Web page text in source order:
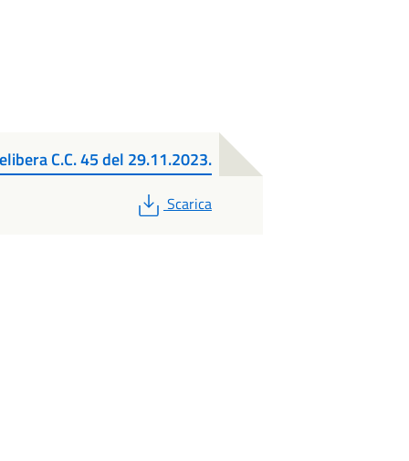
C.C. 45 del 29.11.2023.
PDF
Scarica